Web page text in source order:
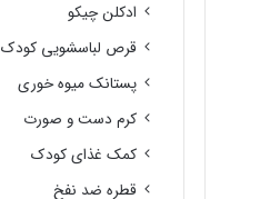
ادکلن چیکو
قرص لباسشویی کودک
پستانک میوه خوری
کرم دست و صورت
کمک غذای کودک
قطره ضد نفخ